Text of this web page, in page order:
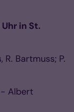
in St.
R. Bartmuss; P.
- Albert